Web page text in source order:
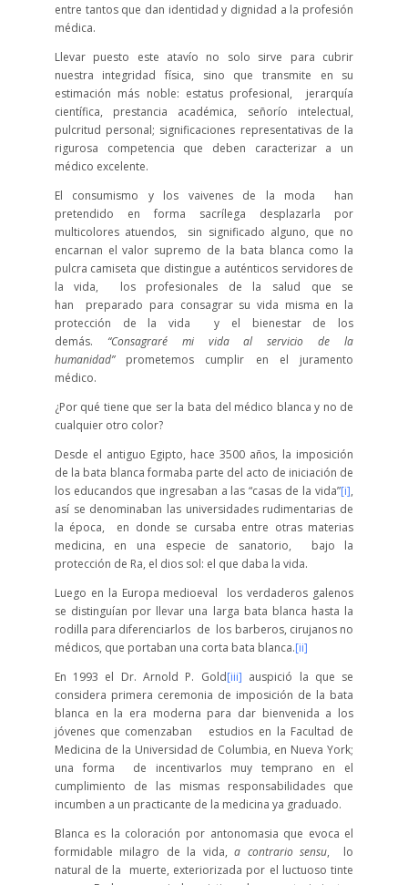
entre tantos que dan identidad y dignidad a la profesión
médica.
Llevar puesto este atavío no solo sirve para cubrir
nuestra integridad física, sino que transmite en su
estimación más noble: estatus profesional, jerarquía
científica, prestancia académica, señorío intelectual,
pulcritud personal; significaciones representativas de la
rigurosa competencia que deben caracterizar a un
médico excelente.
El consumismo y los vaivenes de la moda han
pretendido en forma sacrílega desplazarla por
multicolores atuendos, sin significado alguno, que no
encarnan el valor supremo de la bata blanca como la
pulcra camiseta que distingue a auténticos servidores de
la vida, los profesionales de la salud que se
han preparado para consagrar su vida misma en la
protección de la vida y el bienestar de los
demás. “Consagraré mi vida al servicio de la
humanidad”prometemos cumplir en el juramento
médico.
¿Por qué tiene que ser la bata del médico blanca y no de
cualquier otro color?
Desde el antiguo Egipto, hace 3500 años, la imposición
de la bata blanca formaba parte del acto de iniciación de
los educandos que ingresaban a las “casas de la vida”[i],
así se denominaban las universidades rudimentarias de
la época, en donde se cursaba entre otras materias
medicina, en una especie de sanatorio, bajo la
protección de Ra, el dios sol: el que daba la vida.
Luego en la Europa medioeval los verdaderos galenos
se distinguían por llevar una larga bata blanca hasta la
rodilla para diferenciarlos de los barberos, cirujanos no
médicos, que portaban una corta bata blanca.[ii]
En 1993 el Dr. Arnold P. Gold[iii] auspició la que se
considera primera ceremonia de imposición de la bata
blanca en la era moderna para dar bienvenida a los
jóvenes que comenzaban estudios en la Facultad de
Medicina de la Universidad de Columbia, en Nueva York;
una forma de incentivarlos muy temprano en el
cumplimiento de las mismas responsabilidades que
incumben a un practicante de la medicina ya graduado.
Blanca es la coloración por antonomasia que evoca el
formidable milagro de la vida,a contrario sensu, lo
natural de la muerte, exteriorizada por el luctuoso tinte